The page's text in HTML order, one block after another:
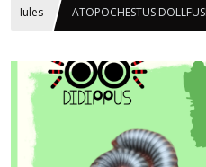
Iules ATOPOCHESTUS DOLLFUSI